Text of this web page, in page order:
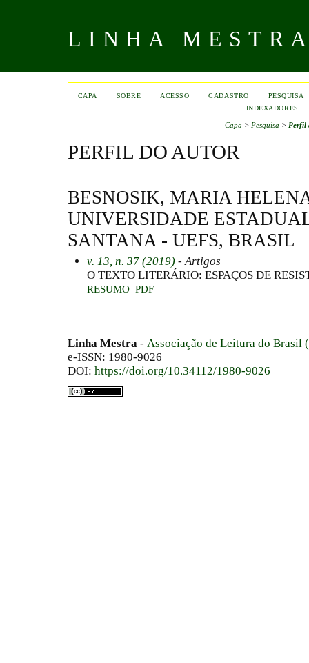
LINHA
CAPA SOBRE ACESSO CADASTRO
PESQUISA
INDEXADORES
Capa > Pesquisa > Perfil
PERFIL DO AUTOR
BESNOSIK, MARIA
UNIVERSIDADE
SANTANA - UEFS, BRASIL
v. 13, n. 37 (2019) - Artigos
O TEXTO LITERÁRIO: ESPAÇOS DE
RESUMO PDF
Linha Mestra - Associação de Leitura do Brasil
e-ISSN: 1980-9026
DOI: https://doi.org/10.34112/1980-9026